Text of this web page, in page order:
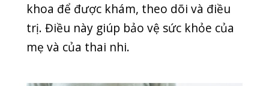
hắt hơi.
Nhiễm khuẩn xoang hoặc có khối u